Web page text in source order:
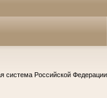
система Российской